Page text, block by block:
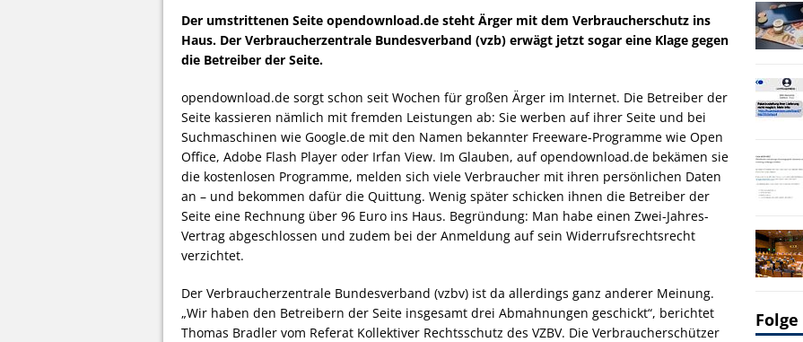
Der umstrittenen Seite opendownload.de steht Ärger mit dem Verbraucherschutz ins
Haus. Der Verbraucherzentrale Bundesverband (vzb) erwägt jetzt sogar eine Klage gegen
die Betreiber der Seite.
opendownload.de sorgt schon seit Wochen für großen Ärger im Internet. Die Betreiber der
Seite kassieren nämlich mit fremden Leistungen ab: Sie werben auf ihrer Seite und bei
Suchmaschinen wie Google.de mit den Namen bekannter Freeware-Programme wie Open
Office, Adobe Flash Player oder Irfan View. Im Glauben, auf opendownload.de bekämen sie
die kostenlosen Programme, melden sich viele Verbraucher mit ihren persönlichen Daten
an – und bekommen dafür die Quittung. Wenig später schicken ihnen die Betreiber der
Seite eine Rechnung über 96 Euro ins Haus. Begründung: Man habe einen Zwei-Jahres-
Vertrag abgeschlossen und zudem bei der Anmeldung auf sein Widerrufsrechtsrecht
verzichtet.
Der Verbraucherzentrale Bundesverband (vzbv) ist da allerdings ganz anderer Meinung.
„Wir haben den Betreibern der Seite insgesamt drei Abmahnungen geschickt“, berichtet
Thomas Bradler vom Referat Kollektiver Rechtsschutz des VZBV. Die Verbraucherschützer